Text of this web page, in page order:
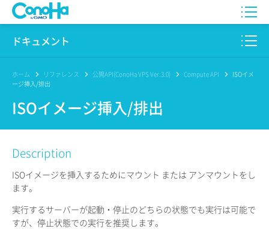
WING
Pencil
サービス一覧
サポート
ドキュメント
このサイトについて
プロダクト
リファレンス
リリースノート
ホーム リファレンス 公開API(ConoHa VPS Ver.3.0) Compute API
ISOイメ
ージ挿入/排出
ISOイメージ挿入/排出
Description
ISOイメージを挿入するためにマウント または アンマウントをし
ます。
実行するサーバーが起動・停止のどちらの状態でも実行は可能で
すが、停止状態での実行を推奨します。